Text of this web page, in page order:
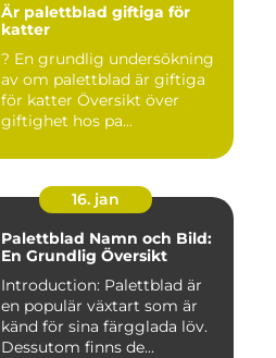
Är palettblad giftiga för
katter
? En grundlig undersökning
av om palettblad är giftiga
för katter Översikt över
giftighet hos pa...
16. jan
Palettblad Namn och Bild:
En Grundlig Översikt
Introduction: Palettblad är
en populär växtart som är
känd för sina färgglada löv.
Dessutom finns de...